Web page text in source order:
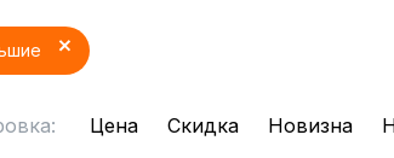
Цена Скидка Новизна